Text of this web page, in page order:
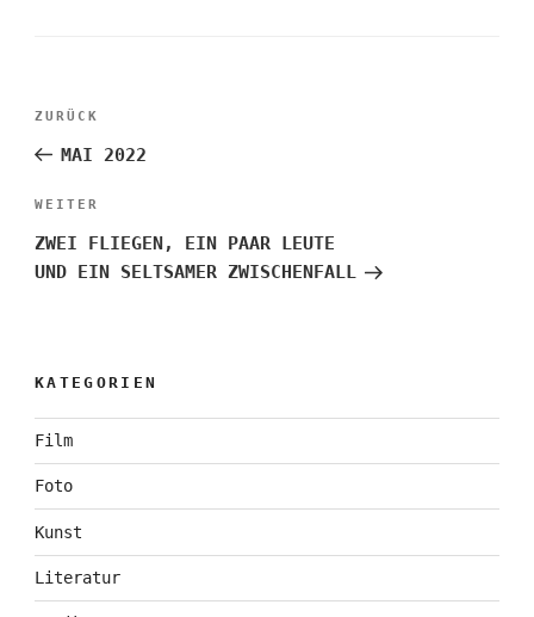
Beitragsnavigation
Vorheriger
Beitrag
ZURÜCK
MAI 2022
Nächster
Beitrag
WEITER
ZWEI FLIEGEN, EIN PAAR LEUTE
UND EIN SELTSAMER ZWISCHENFALL
KATEGORIEN
Film
Foto
Kunst
Literatur